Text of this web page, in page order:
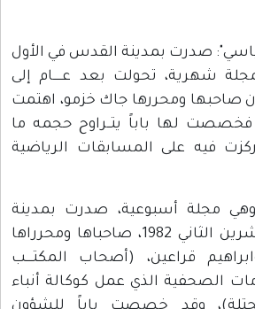
صدرت بمدينة القدس في الأول
1981 كمجلة شهرية، تحولت بعد عـــــام إلى
صاحبها ومحررها جاك خزمو، اهتمت
فخصصت لها باباً يتــراوح حجمه ما
ركزت فيه على المسابقات الرياضية
وهي مجلة أسبوعية، صدرت بمدينة
القدس في 6 من تشرين الثاني 1982، صاحباها ومحرراها
قراعين، (أصحاب المكتــــب
الصحفية الذي عمل كوكالة أنباء